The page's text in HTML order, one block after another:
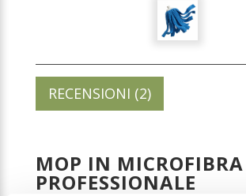
RECENSIONI (2)
MOP IN MICROFIBRA
PROFESSIONALE